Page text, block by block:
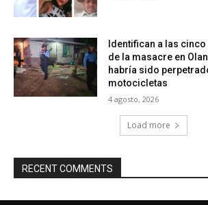
Identifican a las
de la masacre en
habría sido
motocicletas
4 agosto, 2026
Load more
RECENT COMMENTS